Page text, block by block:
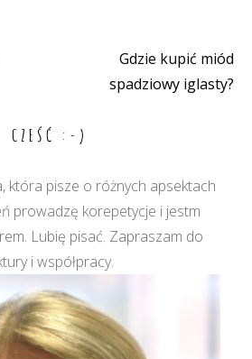
Gdzie kupić miód
spadziowy iglasty?
CZEŚĆ :-)
która pisze o różnych apsektach
prowadzę korepetycje i jestm
Lubię pisać. Zapraszam do
i współpracy.